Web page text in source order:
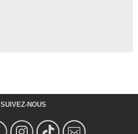
SUIVEZ-NOUS